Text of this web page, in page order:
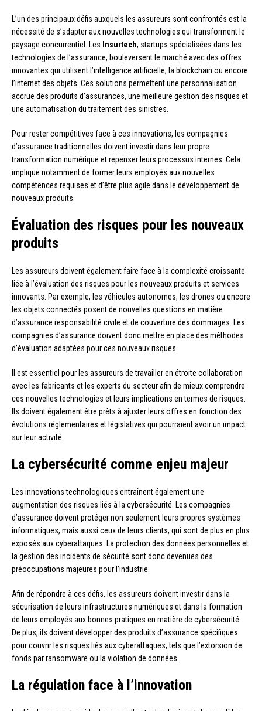
L’un des principaux défis auxquels les assureurs sont confrontés est la
nécessité de s’adapter aux nouvelles technologies qui transforment le
paysage concurrentiel. Les Insurtech, startups spécialisées dans les
technologies de l’assurance, bouleversent le marché avec des offres
innovantes qui utilisent l’intelligence artificielle, la blockchain ou encore
l’internet des objets. Ces solutions permettent une personnalisation
accrue des produits d’assurances, une meilleure gestion des risques et
une automatisation du traitement des sinistres.
Pour rester compétitives face à ces innovations, les compagnies
d’assurance traditionnelles doivent investir dans leur propre
transformation numérique et repenser leurs processus internes. Cela
implique notamment de former leurs employés aux nouvelles
compétences requises et d’être plus agile dans le développement de
nouveaux produits.
Évaluation des risques pour les nouveaux
produits
Les assureurs doivent également faire face à la complexité croissante
liée à l’évaluation des risques pour les nouveaux produits et services
innovants. Par exemple, les véhicules autonomes, les drones ou encore
les objets connectés posent de nouvelles questions en matière
d’assurance responsabilité civile et de couverture des dommages. Les
compagnies d’assurance doivent donc mettre en place des méthodes
d’évaluation adaptées pour ces nouveaux risques.
Il est essentiel pour les assureurs de travailler en étroite collaboration
avec les fabricants et les experts du secteur afin de mieux comprendre
ces nouvelles technologies et leurs implications en termes de risques.
Ils doivent également être prêts à ajuster leurs offres en fonction des
évolutions réglementaires et législatives qui pourraient avoir un impact
sur leur activité.
La cybersécurité comme enjeu majeur
Les innovations technologiques entraînent également une
augmentation des risques liés à la cybersécurité. Les compagnies
d’assurance doivent protéger non seulement leurs propres systèmes
informatiques, mais aussi ceux de leurs clients, qui sont de plus en plus
exposés aux cyberattaques. La protection des données personnelles et
la gestion des incidents de sécurité sont donc devenues des
préoccupations majeures pour l’industrie.
Afin de répondre à ces défis, les assureurs doivent investir dans la
sécurisation de leurs infrastructures numériques et dans la formation
de leurs employés aux bonnes pratiques en matière de cybersécurité.
De plus, ils doivent développer des produits d’assurance spécifiques
pour couvrir les risques liés aux cyberattaques, tels que l’extorsion de
fonds par ransomware ou la violation de données.
La régulation face à l’innovation